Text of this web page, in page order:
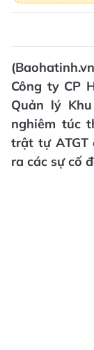
Công ty CP
Quản lý
nghiêm túc
trật tự ATGT
ra các sự cố